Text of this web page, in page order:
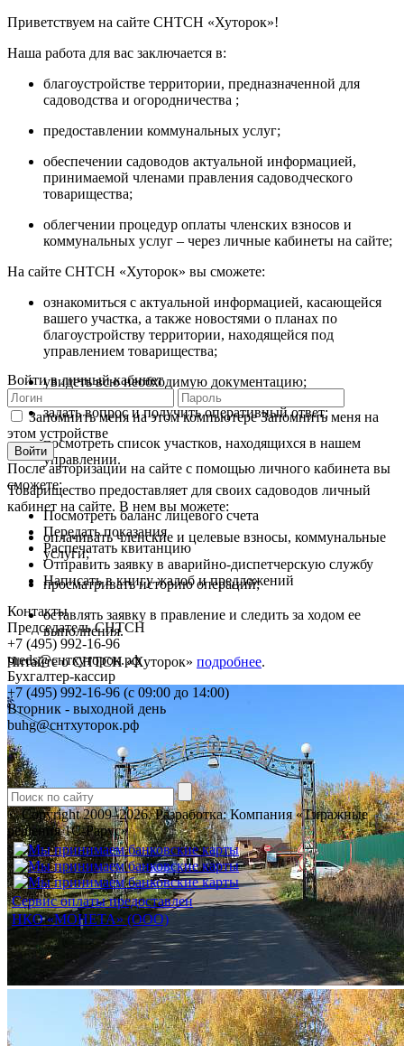
Приветствуем на сайте СНТСН «Хуторок»!
Наша работа для вас заключается в:
благоустройстве территории, предназначенной для
садоводства и огородничества ;
предоставлении коммунальных услуг;
обеспечении садоводов актуальной информацией,
принимаемой членами правления садоводческого
товарищества;
облегчении процедур оплаты членских взносов и
коммунальных услуг – через личные кабинеты на сайте;
На сайте СНТСН «Хуторок» вы сможете:
ознакомиться с актуальной информацией, касающейся
вашего участка, а также новостями о планах по
благоустройству территории, находящейся под
управлением товарищества;
увидеть всю необходимую документацию;
задать вопрос и получить оперативный ответ;
посмотреть список участков, находящихся в нашем
управлении.
Товарищество предоставляет для своих садоводов личный
кабинет на сайте. В нем вы можете:
оплачивать членские и целевые взносы, коммунальные
услуги;
просматривать историю операций;
оставлять заявку в правление и следить за ходом ее
выполнения.
Читайте о СНТСН «Хуторок» подробнее.
Войти в личный кабинет
Запомнить меня на этом компьютере Запомнить меня на
этом устройстве
После авторизации на сайте с помощью личного кабинета вы
сможете:
Посмотреть баланс лицевого счета
Передать показания
Распечатать квитанцию
Отправить заявку в аварийно-диспетчерскую службу
Написать в книгу жалоб и предложений
Контакты
Председатель СНТСН
+7 (495) 992-16-96
preds@снтхуторок.рф
Бухгалтер-кассир
+7 (495) 992-16-96 (с 09:00 до 14:00)
Вторник - выходной день
buhg@снтхуторок.рф
© Copyright 2009–2026. Разработка: Компания «Тиражные
решения 1С-Рарус»
Сервис оплаты предоставлен
НКО «МОНЕТА» (ООО)